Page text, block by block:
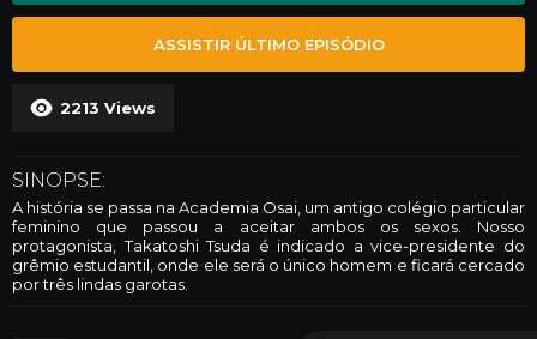
2213 Views
ASSISTIR ÚLTIMO EPISÓDIO
SINOPSE:
A história se passa na Academia Osai, um antigo colégio particular
feminino que passou a aceitar ambos os sexos. Nosso
protagonista, Takatoshi Tsuda é indicado a vice-presidente do
grêmio estudantil, onde ele será o único homem e ficará cercado
por três lindas garotas.